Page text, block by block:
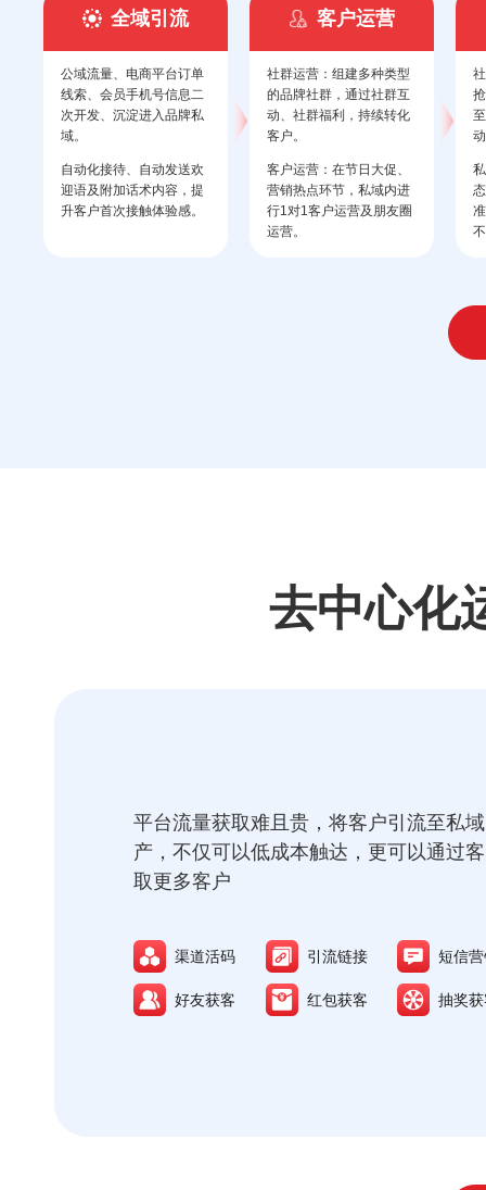
全域引流
公域流量、电商平台订单
线索、会员手机号信息二
次开发、沉淀进入品牌私
域。
自动化接待、自动发送欢
迎语及附加话术内容，提
升客户首次接触体验感。
客户运营
社群运营：组建多种类型
的品牌社群，通过社群互
动、社群福利，持续转化
客户。
客户运营：在节日大促、
营销热点环节，私域内进
行1对1客户运营及朋友圈
运营。
去中心化
平台流量获取难且贵，将客户引流至私
产，不仅可以低成本触达，更可以通过
取更多客户
渠道活码 引流链接 短信
好友获客 红包获客 抽奖